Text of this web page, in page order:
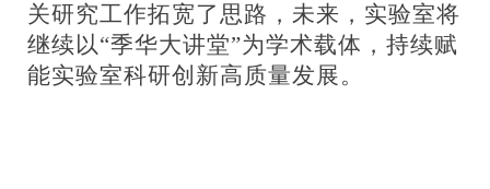
关研究工作拓宽了思路，未来，实验室将
继续以“季华大讲堂”为学术载体，持续赋
能实验室科研创新高质量发展。